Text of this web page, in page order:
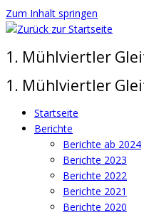
Zum Inhalt springen
1. Mühlviertler
1. Mühlviertler
Startseite
Berichte
Berichte ab 2024
Berichte 2023
Berichte 2022
Berichte 2021
Berichte 2020